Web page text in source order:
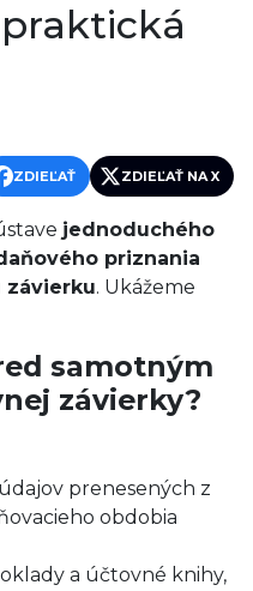
ZDIEĽAŤ ZDIEĽAŤ NA X
jednoduchého
priznania
závierku. Ukážeme
samotným
závierky?
prenesených z
obdobia
a účtovné knihy,